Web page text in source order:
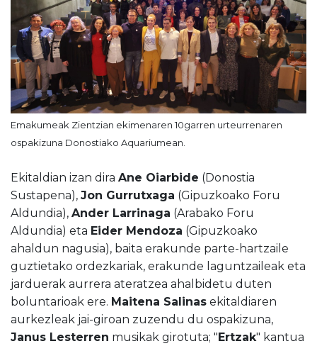
Emakumeak Zientzian ekimenaren 10garren urteurrenaren
ospakizuna Donostiako Aquariumean.
Ekitaldian izan dira Ane Oiarbide (Donostia
Sustapena), Jon Gurrutxaga (Gipuzkoako Foru
Aldundia), Ander Larrinaga (Arabako Foru
Aldundia) eta Eider Mendoza (Gipuzkoako
ahaldun nagusia), baita erakunde parte-hartzaile
guztietako ordezkariak, erakunde laguntzaileak eta
jarduerak aurrera ateratzea ahalbidetu duten
boluntarioak ere. Maitena Salinas ekitaldiaren
aurkezleak jai-giroan zuzendu du ospakizuna,
Janus Lesterren musikak girotuta; "Ertzak" kantua